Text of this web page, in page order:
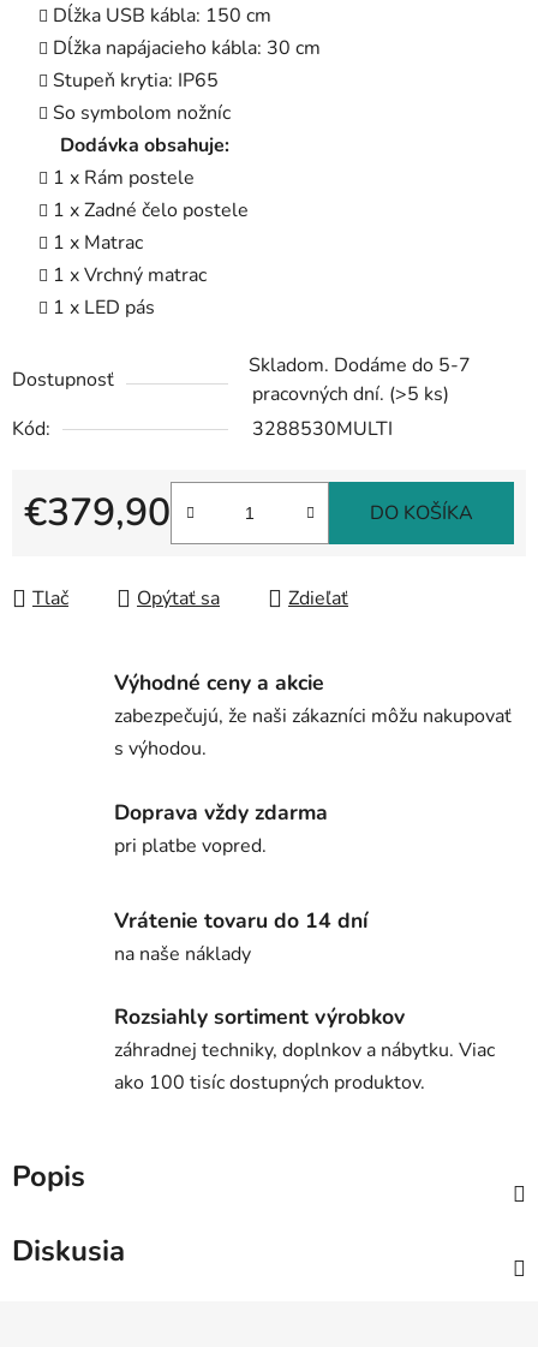
Dĺžka USB kábla: 150 cm
Dĺžka napájacieho kábla: 30 cm
Stupeň krytia: IP65
So symbolom nožníc
Dodávka obsahuje:
1 x Rám postele
1 x Zadné čelo postele
1 x Matrac
1 x Vrchný matrac
1 x LED pás
Dostupnosť
Skladom. Dodáme do 5-7
pracovných dní. (>5 ks)
Kód:
3288530MULTI
€379,90 DO KOŠÍKA
Tlač Opýtať sa Zdieľať
Výhodné ceny a akcie
zabezpečujú, že naši zákazníci môžu nakupovať
s výhodou.
Doprava vždy zdarma
pri platbe vopred.
Vrátenie tovaru do 14 dní
na naše náklady
Rozsiahly sortiment výrobkov
záhradnej techniky, doplnkov a nábytku. Viac
ako 100 tisíc dostupných produktov.
Popis
Diskusia